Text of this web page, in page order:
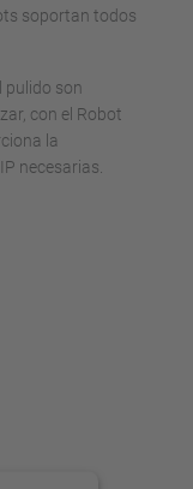
soportan todos
pulido son
con el Robot
la
necesarias.